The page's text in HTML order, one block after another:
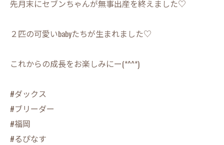
先月末にセブンちゃんが無事出産を終えました♡
２匹の可愛いbabyたちが生まれました♡
これからの成長をお楽しみにー(*^^*)
#ダックス
#ブリーダー
#福岡
#るぴなす